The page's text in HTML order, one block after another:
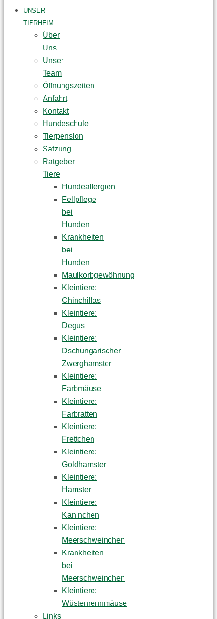
UNSER
TIERHEIM
Über
Uns
Unser
Team
Öffnungszeiten
Anfahrt
Kontakt
Hundeschule
Tierpension
Satzung
Ratgeber
Tiere
Hundeallergien
Fellpflege
bei
Hunden
Krankheiten
bei
Hunden
Maulkorbgewöhnung
Kleintiere:
Chinchillas
Kleintiere:
Degus
Kleintiere:
Dschungarischer
Zwerghamster
Kleintiere:
Farbmäuse
Kleintiere:
Farbratten
Kleintiere:
Frettchen
Kleintiere:
Goldhamster
Kleintiere:
Hamster
Kleintiere:
Kaninchen
Kleintiere:
Meerschweinchen
Krankheiten
bei
Meerschweinchen
Kleintiere:
Wüstenrennmäuse
Links